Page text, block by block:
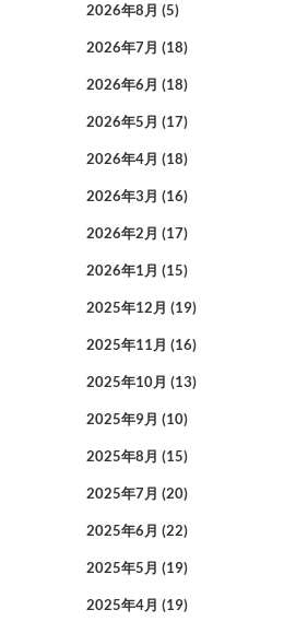
2026年8月 (5)
2026年7月 (18)
2026年6月 (18)
2026年5月 (17)
2026年4月 (18)
2026年3月 (16)
2026年2月 (17)
2026年1月 (15)
2025年12月 (19)
2025年11月 (16)
2025年10月 (13)
2025年9月 (10)
2025年8月 (15)
2025年7月 (20)
2025年6月 (22)
2025年5月 (19)
2025年4月 (19)